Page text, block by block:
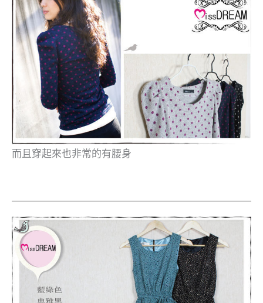
而且穿起來也非常的有腰身